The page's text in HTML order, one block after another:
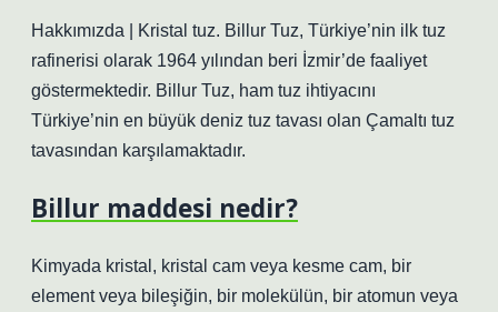
Hakkımızda | Kristal tuz. Billur Tuz, Türkiye’nin ilk tuz
rafinerisi olarak 1964 yılından beri İzmir’de faaliyet
göstermektedir. Billur Tuz, ham tuz ihtiyacını
Türkiye’nin en büyük deniz tuz tavası olan Çamaltı tuz
tavasından karşılamaktadır.
Billur maddesi nedir?
Kimyada kristal, kristal cam veya kesme cam, bir
element veya bileşiğin, bir molekülün, bir atomun veya